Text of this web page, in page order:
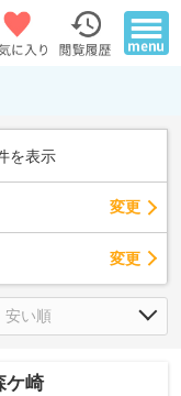
を表示
変更
変更
ケ崎